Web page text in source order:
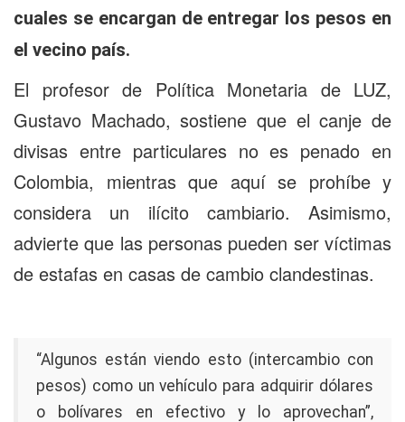
cuales se encargan de entregar los pesos en
el vecino país.
El profesor de Política Monetaria de LUZ,
Gustavo Machado, sostiene que el canje de
divisas entre particulares no es penado en
Colombia, mientras que aquí se prohíbe y
considera un ilícito cambiario. Asimismo,
advierte que las personas pueden ser víctimas
de estafas en casas de cambio clandestinas.
“Algunos están viendo esto (intercambio con
pesos) como un vehículo para adquirir dólares
o bolívares en efectivo y lo aprovechan”,